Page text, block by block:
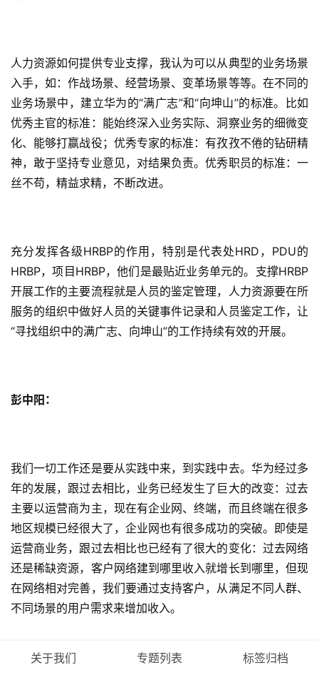
人力资源如何提供专业支撑，我认为可以从典型的业务场景
入手，如：作战场景、经营场景、变革场景等等。在不同的
业务场景中，建立华为的“满广志”和“向坤山”的标准。比如
优秀主官的标准：能始终深入业务实际、洞察业务的细微变
化、能够打赢战役；优秀专家的标准：有孜孜不倦的钻研精
神，敢于坚持专业意见，对结果负责。优秀职员的标准：一
丝不苟，精益求精，不断改进。
充分发挥各级HRBP的作用，特别是代表处HRD，PDU的
HRBP，项目HRBP，他们是最贴近业务单元的。支撑HRBP
开展工作的主要流程就是人员的鉴定管理，人力资源要在所
服务的组织中做好人员的关键事件记录和人员鉴定工作，让
“寻找组织中的满广志、向坤山”的工作持续有效的开展。
彭中阳：
我们一切工作还是要从实践中来，到实践中去。华为经过多
年的发展，跟过去相比，业务已经发生了巨大的改变：过去
主要以运营商为主，现在有企业网、终端，而且终端在很多
地区规模已经很大了，企业网也有很多成功的突破。即使是
运营商业务，跟过去相比也已经有了很大的变化：过去网络
还是稀缺资源，客户网络建到哪里收入就增长到哪里，但现
在网络相对完善，我们要通过支持客户，从满足不同人群、
不同场景的用户需求来增加收入。
关于我们 专题列表 标签归档